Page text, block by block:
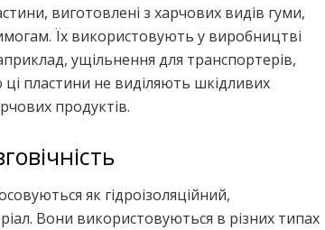
виготовлені з харчових видів гуми,
Їх використовують у виробництві
ущільнення для транспортерів,
пластини не виділяють шкідливих
продуктів.
як гідроізоляційний,
Вони використовуються в різних типах